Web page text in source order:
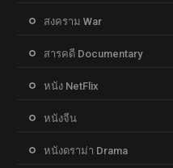
สงคราม War
สารคดี Documentary
หนัง NetFlix
หนังจีน
หนังดราม่า Drama